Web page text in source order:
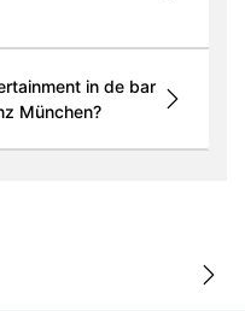
in de bar
München?